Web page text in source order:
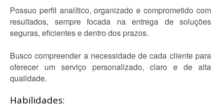
Possuo perfil analítico, organizado e comprometido com
resultados, sempre focada na entrega de soluções
seguras, eficientes e dentro dos prazos.
Busco compreender a necessidade de cada cliente para
oferecer um serviço personalizado, claro e de alta
qualidade.
Habilidades: